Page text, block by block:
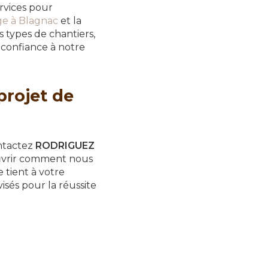
pour
à Blagnac et la
types de chantiers,
à notre
de
RODRIGUEZ
comment nous
tient à votre
pour la réussite